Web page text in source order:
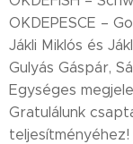
OKDEPESCE –
Jákli Miklós és
Gulyás Gáspár,
Egységes
Gratulálunk
teljesítményéhez!